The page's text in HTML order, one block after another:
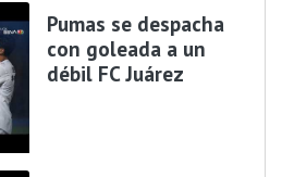
Pumas se despacha
con goleada a un
débil FC Juárez